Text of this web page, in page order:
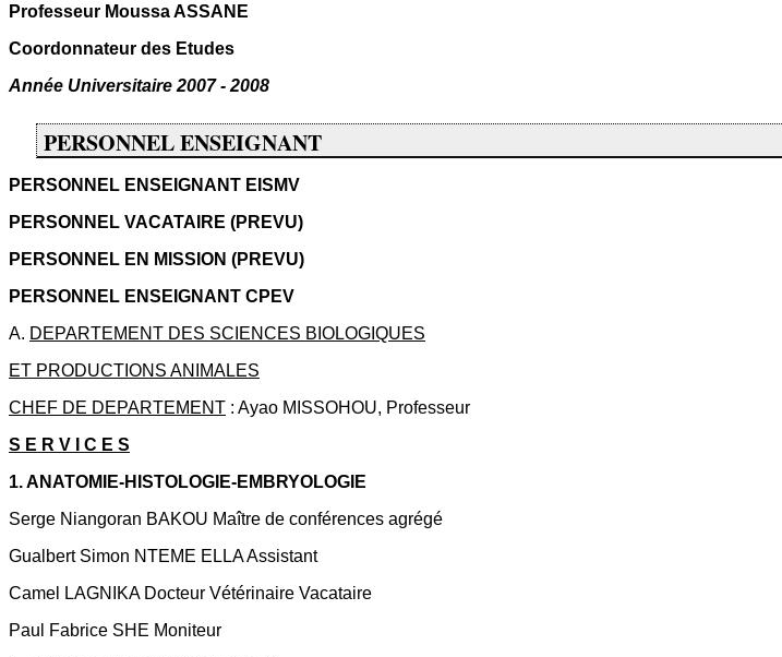
Professeur Moussa ASSANE
Coordonnateur des Etudes
Année Universitaire 2007 - 2008
PERSONNEL ENSEIGNANT
PERSONNEL ENSEIGNANT EISMV
PERSONNEL VACATAIRE (PREVU)
PERSONNEL EN MISSION (PREVU)
PERSONNEL ENSEIGNANT CPEV
A. DEPARTEMENT DES SCIENCES BIOLOGIQUES
ET PRODUCTIONS ANIMALES
CHEF DE DEPARTEMENT : Ayao MISSOHOU, Professeur
S E R V I C E S
1. ANATOMIE-HISTOLOGIE-EMBRYOLOGIE
Serge Niangoran BAKOU Maître de conférences agrégé
Gualbert Simon NTEME ELLA Assistant
Camel LAGNIKA Docteur Vétérinaire Vacataire
Paul Fabrice SHE Moniteur